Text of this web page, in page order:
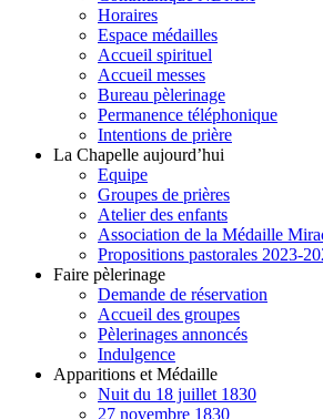
Horaires
Espace médailles
Accueil spirituel
Accueil messes
Bureau pèlerinage
Permanence téléphonique
Intentions de prière
La Chapelle aujourd’hui
Equipe
Groupes de prières
Atelier des enfants
Association de la Médaille
Propositions pastorales 2023-
Faire pèlerinage
Demande de réservation
Accueil des groupes
Pèlerinages annoncés
Indulgence
Apparitions et Médaille
Nuit du 18 juillet 1830
27 novembre 1830